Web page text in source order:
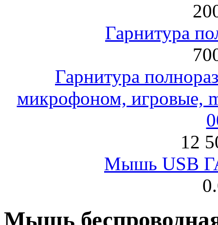
Гарнитура
Гарнитура
микрофоном, игровые,
12
Мышь USB
Мышь